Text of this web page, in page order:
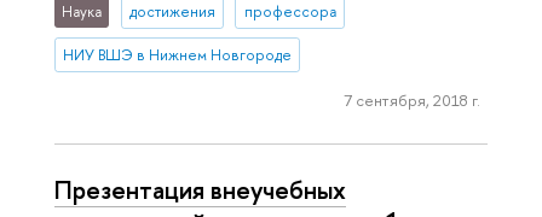
Наука достижения профессора
НИУ ВШЭ в Нижнем Новгороде
7 сентября, 2018 г.
Презентация внеучебных